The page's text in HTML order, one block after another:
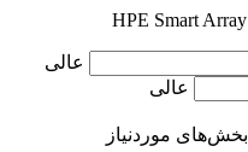
عالی
عالی
بخش‌های موردنیاز